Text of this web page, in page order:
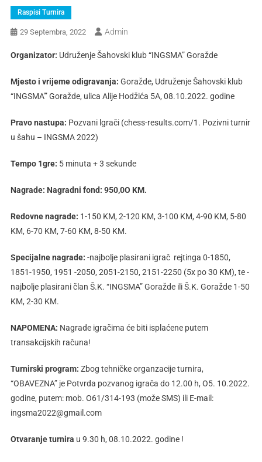
Raspisi Turnira
29 Septembra, 2022 Admin
Organizator: Udruženje Šahovski klub “INGSMA” Goražde
Mjesto i vrijemeodigravanja: Goražde, Udruženje Šahovski klub
“INGSMA'” Goražde, ulica Alije Hodžića 5A, 08.10.2022. godine
Pravo nastupa: Pozvani lgrači (chess-results.com/1. Pozivni turnir
u šahu – INGSMA 2022)
Tempo 1gre: 5 minuta + 3 sekunde
Nagrade: Nagradni fond: 950,0O KM.
Redovne nagrade: 1-150 KM, 2-120 KM, 3-100 KM, 4-90 KM, 5-80
KM, 6-70 KM, 7-60 KM, 8-50 KM.
Specijalne nagrade: -najbolje plasirani igrač rejtinga 0-1850,
1851-1950, 1951 -2050, 2051-2150, 2151-2250 (5x po 30 KM), te -
najbolje plasirani član Š.K. “INGSMA” Goražde ili Š.K. Goražde 1-50
KM, 2-30 KM.
NAPOMENA: Nagrade igračima će biti isplaćene putem
transakcijskih računa!
Turnirski program: Zbog tehničke organzacije turnira,
“OBAVEZNA” je Potvrda pozvanog igrača do 12.00 h, O5. 10.2022.
godine, putem: mob. O61/314-193 (može SMS) ili E-mail:
ingsma2022@gmail.com
Otvaranje turnira u 9.30 h, 08.10.2022. godine !